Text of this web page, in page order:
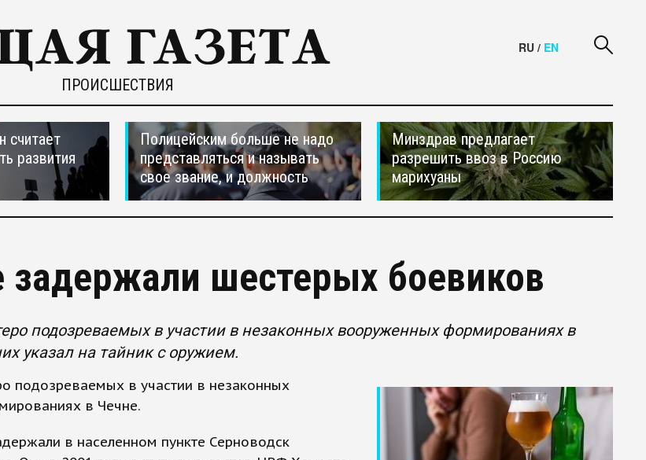
ПРОИСШЕСТВИЯ
RU / EN
считает
развития
Полицейским больше не надо
представляться и называть
свое звание, и должность
Минздрав предлагает
разрешить ввоз в Россию
марихуаны
задержали шестерых боевиков
подозреваемых в участии в незаконных вооруженных формированиях в
указал на тайник с оружием.
подозреваемых в участии в незаконных
в Чечне.
в населенном пункте Серноводск